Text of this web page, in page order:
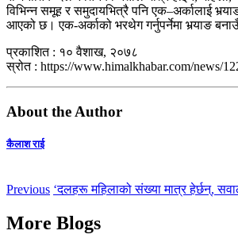
विभिन्न समूह र समुदायभित्रै पनि एक–अर्कालाई
आएको छ। एक-अर्काको भरथेग गर्नुपर्नेमा भर्‍याङ
प्रकाशित : १० वैशाख, २०७८
स्रोत : https://www.himalkhabar.com/news/
About the Author
कैलाश राई
Previous ‘दलहरू महिलाको संख्या मात्र हेर्छन्,
More Blogs